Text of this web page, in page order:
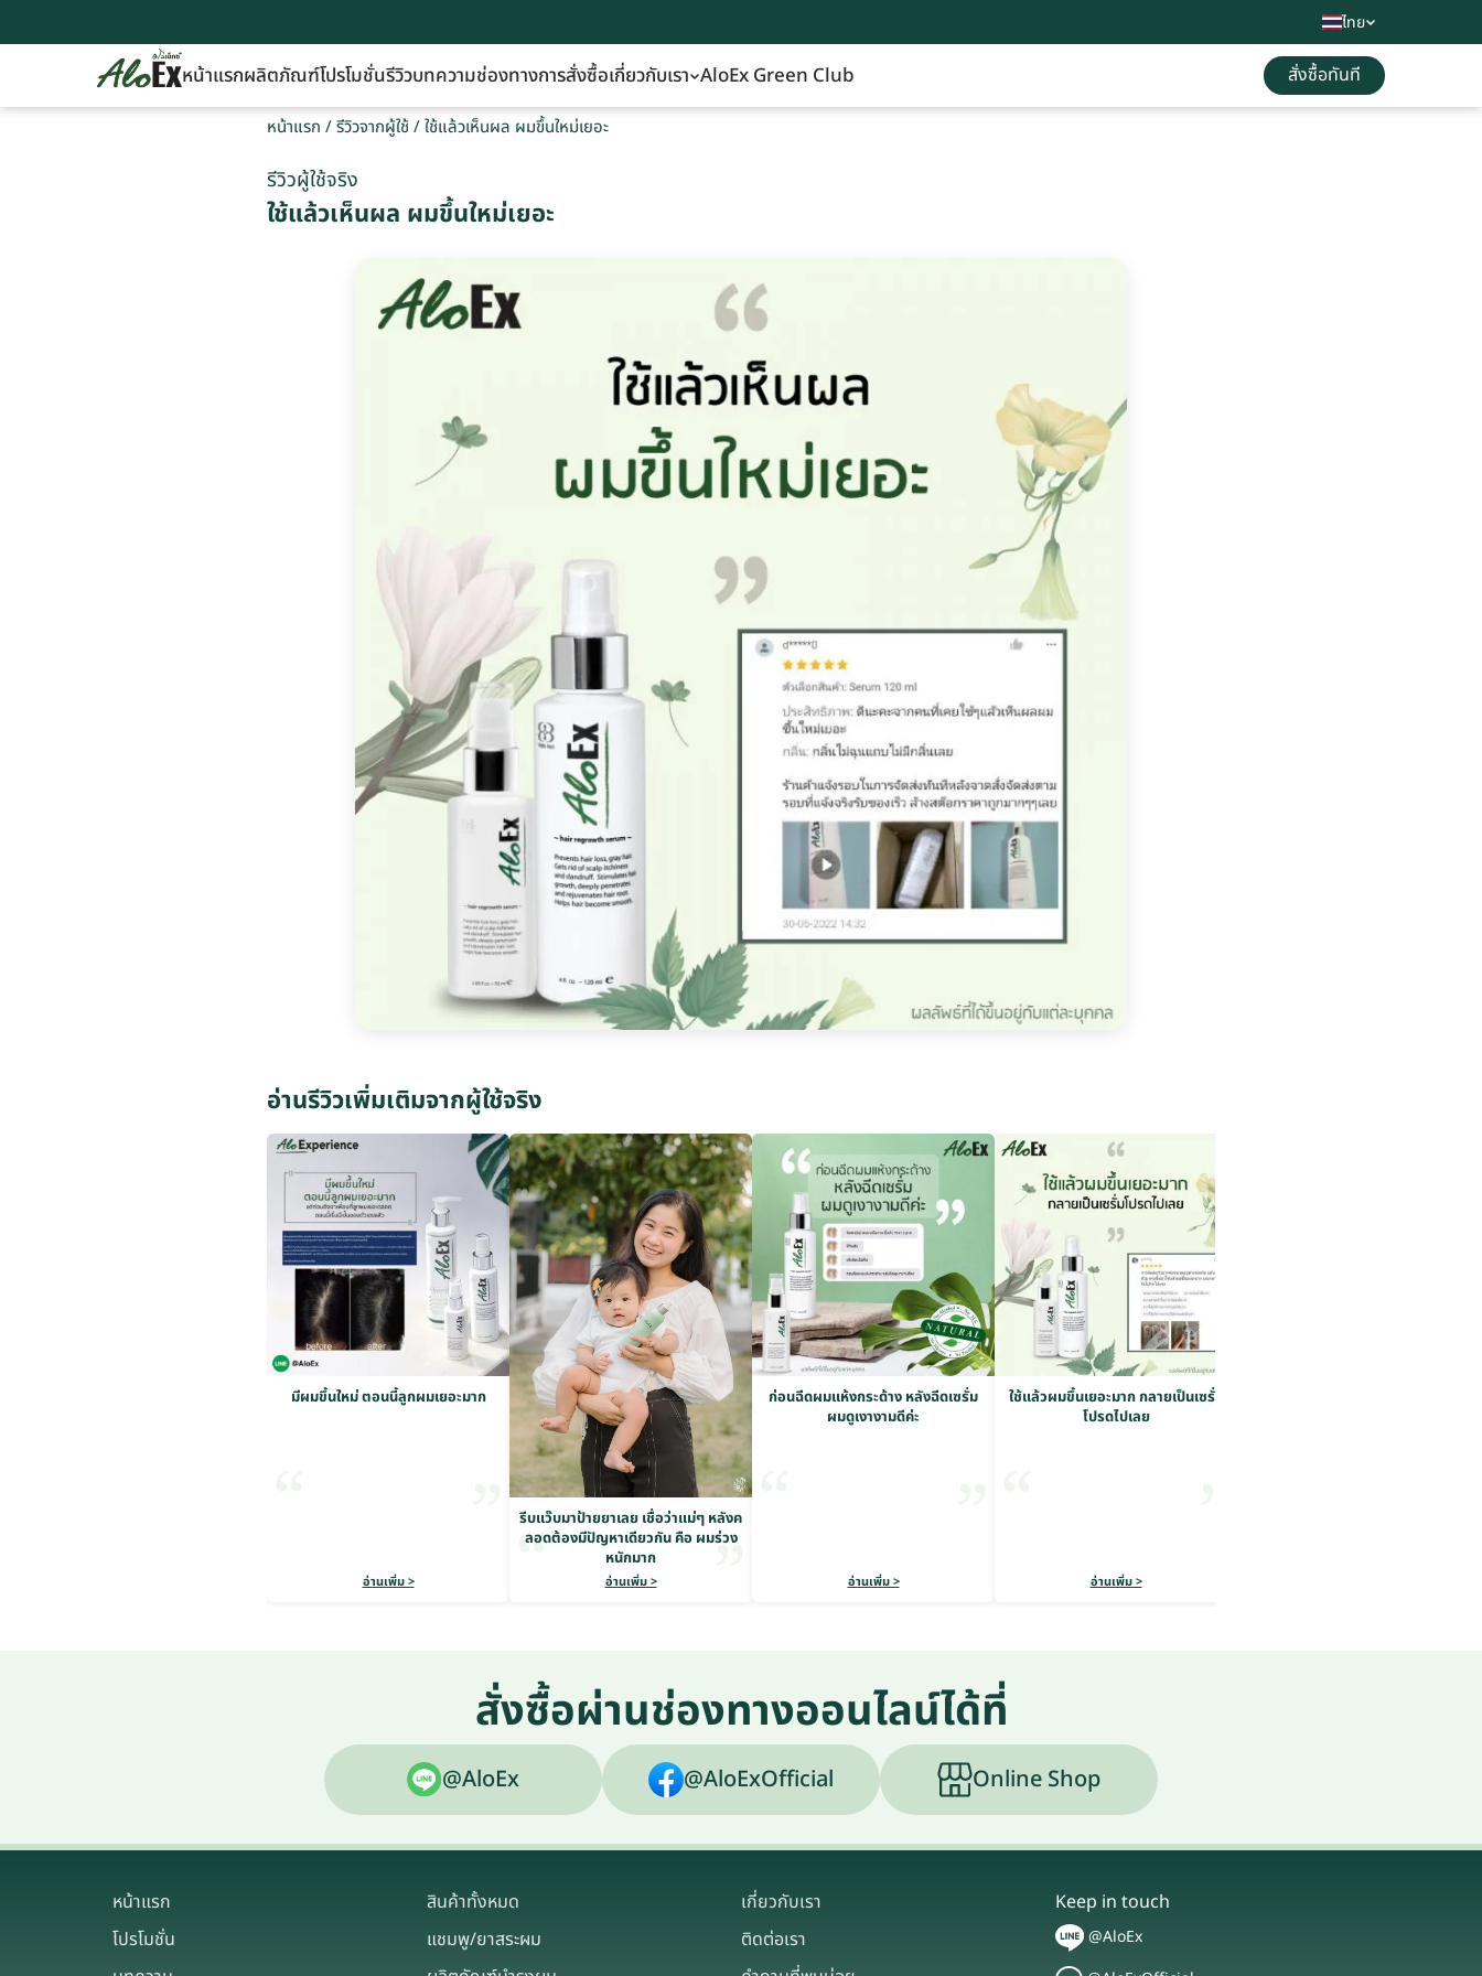
ไทย
หน้าแรกผลิตภัณฑ์โปรโมชั่นรีวิวบทความช่องทางการสั่งซื้อเกี่ยวกับเรา AloEx Green Club สั่งซื้อทันที
หน้าแรก /รีวิวจากผู้ใช้ /ใช้แล้วเห็นผล ผมขึ้นใหม่เยอะ
รีวิวผู้ใช้จริง
ใช้แล้วเห็นผล ผมขึ้นใหม่เยอะ
อ่านรีวิวเพิ่มเติมจากผู้ใช้จริง
มีผมขึ้นใหม่ ตอนนี้ลูกผมเยอะมาก
อ่านเพิ่ม >
รีบแว๊บมาป้ายยาเลย เชื่อว่าแม่ๆ หลังค
ลอดต้องมีปัญหาเดียวกัน คือ ผมร่วง
หนักมาก
อ่านเพิ่ม >
ก่อนฉีดผมแห้งกระด้าง หลังฉีดเซรั่ม
ผมดูเงางามดีค่ะ
อ่านเพิ่ม >
ใช้แล้วผมขึ้นเยอะมาก กลายเป็นเซรั่ม
โปรดไปเลย
อ่านเพิ่ม >
สั่งซื้อผ่านช่องทางออนไลน์ได้ที่
@AloEx @AloExOfficial Online Shop
หน้าแรก
โปรโมชั่น
สินค้าทั้งหมด
แชมพู/ยาสระผม
เกี่ยวกับเรา
ติดต่อเรา
Keep in touch
@AloEx